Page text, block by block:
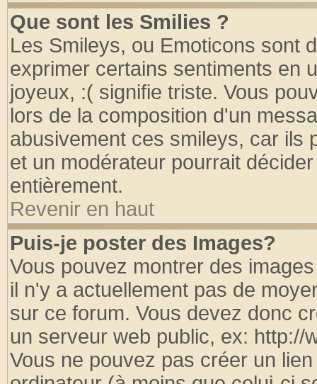
Que sont les Smilies ?
Les Smileys, ou Emoticons sont
exprimer certains sentiments en
joyeux, :( signifie triste. Vous
lors de la composition d'un
abusivement ces smileys, car ils
et un modérateur pourrait
entièrement.
Revenir en haut
Puis-je poster des Images?
Vous pouvez montrer des
il n'y a actuellement pas de
sur ce forum. Vous devez donc
un serveur web public, ex: http://
Vous ne pouvez pas créer un